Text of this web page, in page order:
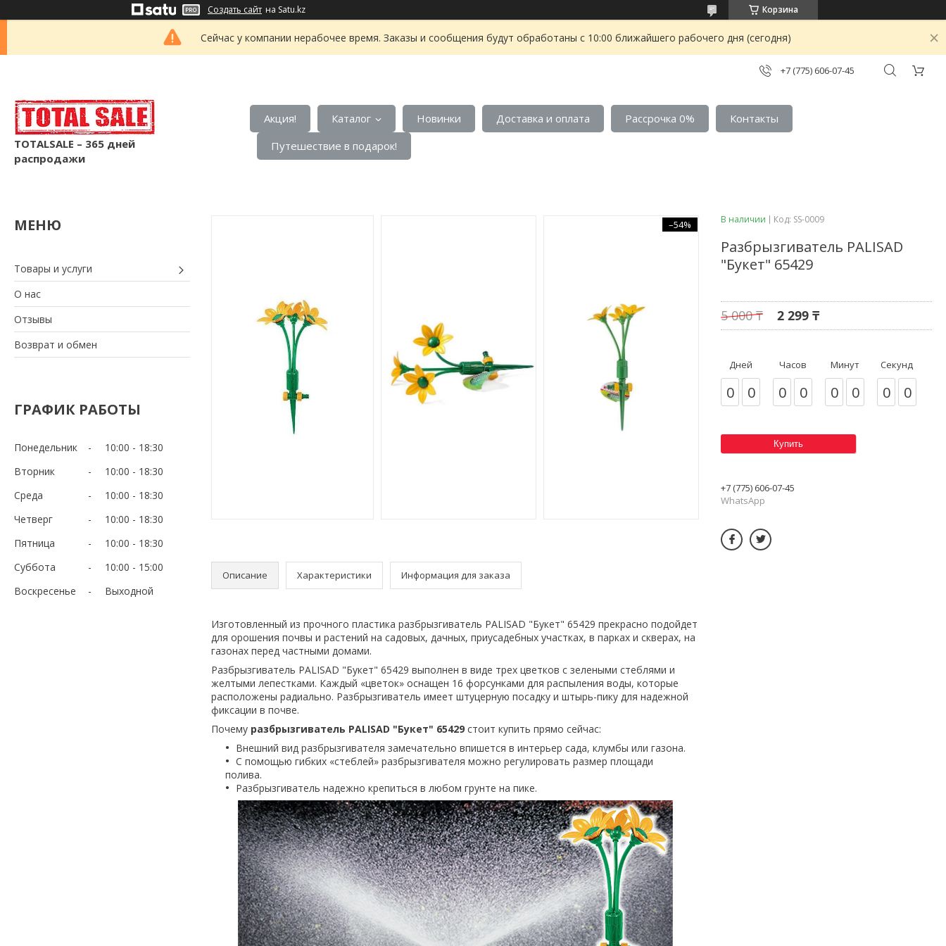
Создать сайт на Satu.kz Корзина
Сейчас у компании нерабочее время. Заказы и сообщения будут обработаны с 10:00 ближайшего рабочего дня (сегодня)
+7 (775) 606-07-45
TOTALSALE – 365 дней
распродажи
Акция! Каталог Новинки Доставка и оплата Рассрочка 0%
Контакты
Путешествие в подарок!
Товары и услуги
О нас
Отзывы
Возврат и обмен
ГРАФИК РАБОТЫ
Понедельник 10:00
18:30
Вторник
10:00
18:30
Среда
10:00
18:30
Четверг
10:00
18:30
Пятница
10:00
18:30
Суббота
10:00
15:00
Воскресенье
Выходной
–54%
Описание Характеристики Информация для заказа
Изготовленный из прочного пластика разбрызгиватель PALISAD "Букет" 65429 прекрасно подойдет
для орошения почвы и растений на садовых, дачных, приусадебных участках, в парках и скверах, на
газонах перед частными домами.
Разбрызгиватель PALISAD "Букет" 65429 выполнен в виде трех цветков с зелеными стеблями и
желтыми лепестками. Каждый «цветок» оснащен 16 форсунками для распыления воды, которые
расположены радиально. Разбрызгиватель имеет штуцерную посадку и штырь-пику для надежной
фиксации в почве.
Почему разбрызгиватель PALISAD "Букет" 65429 стоит купить прямо сейчас:
Внешний вид разбрызгивателя замечательно впишется в интерьер сада, клумбы или газона.
С помощью гибких «стеблей» разбрызгивателя можно регулировать размер площади
полива.
Разбрызгиватель надежно крепиться в любом грунте на пике.
В наличии Код: SS-0009
Разбрызгиватель PALISAD
"Букет" 65429
5 000 ₸ 2 299 ₸
Дней
0 0
Часов
0 0
Минут
0 0
Секунд
0 0
Купить
+7 (775) 606-07-45
WhatsApp